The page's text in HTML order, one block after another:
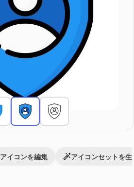
アイコンを編集 アイコンセットを生